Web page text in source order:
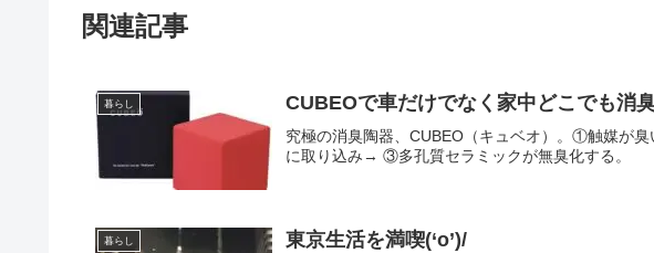
関連記事
暮らし CUBEOで車だけでなく家中どこでも消
究極の消臭陶器、CUBEO（キュベオ）。①触媒が
に取り込み→ ③多孔質セラミックが無臭化する。
暮らし 東京生活を満喫(‘o’)/